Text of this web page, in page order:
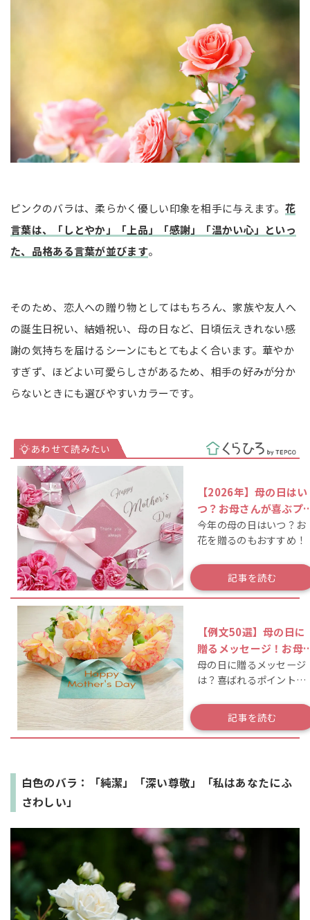
ピンクのバラは、柔らかく優しい印象を相手に与えます。 花
言葉は、「しとやか」「上品」「感謝」「温かい心」といっ
た、品格ある言葉が並びます。
そのため、恋人への贈り物としてはもちろん、家族や友人へ
の誕生日祝い、結婚祝い、母の日など、日頃伝えきれない感
謝の気持ちを届けるシーンにもとてもよく合います。華やか
すぎず、ほどよい可愛らしさがあるため、相手の好みが分か
らないときにも選びやすいカラーです。
【2026年】母の日はい
つ？お母さんが喜ぶプ
ゼントランキングも紹
今年の母の日はいつ？お
花を贈るのもおすすめ！
記事を読む
【例文50選】母の日に
贈るメッセージ！お母
んがもらって嬉しい言
は？
母の日に贈るメッセージ
は？喜ばれるポイントも
記事を読む
白色のバラ：「純潔」「深い尊敬」「私はあなたにふ
さわしい」